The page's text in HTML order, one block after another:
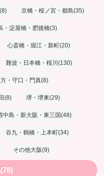
京橋・桜ノ宮・都島(35)
・淀屋橋・肥後橋(3)
心斎橋・堀江・新町(20)
難波・日本橋・桜川(130)
・守口・門真(8)
(8) 堺・堺東(29)
中島・新大阪・東三国(48)
谷九・鶴橋・上本町(34)
その他大阪(9)